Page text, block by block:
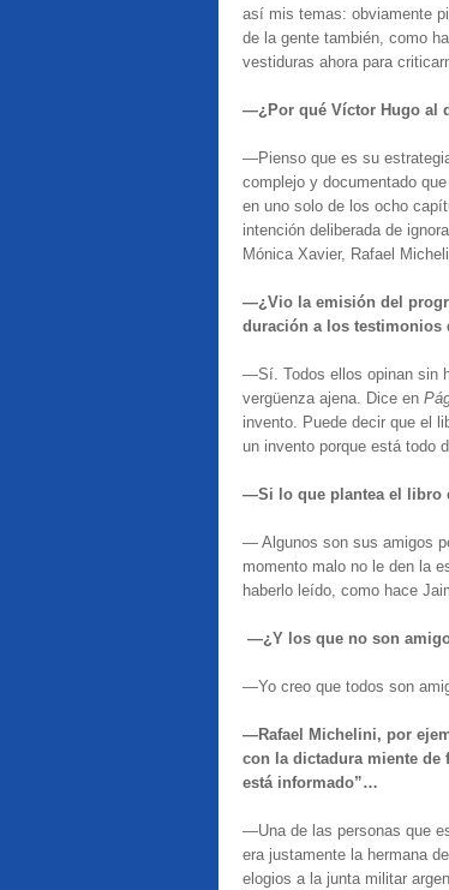
así mis temas: obviamente
de la gente también, como
vestiduras ahora para
—¿Por qué Víctor Hugo al
—Pienso que es su
complejo y documentado
en uno solo de los ocho
intención deliberada de
Mónica Xavier, Rafael
—¿Vio la emisión del
duración a los testimonios
—Sí. Todos ellos opinan sin
vergüenza ajena. Dice en
invento. Puede decir que el
un invento porque está todo
—Si lo que plantea el libro
— Algunos son sus amigos
momento malo no le den la
haberlo leído, como hace
—¿Y los que no son
—Yo creo que todos son
—Rafael Michelini, por
con la dictadura miente de
está informado”…
—Una de las personas que
era justamente la hermana
elogios a la junta militar